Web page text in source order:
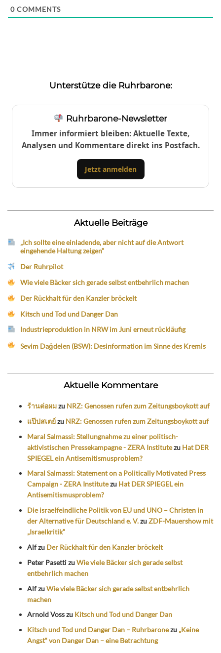
0 COMMENTS
Unterstütze die Ruhrbarone:
Ruhrbarone-Newsletter
Immer informiert bleiben: Aktuelle Texte,
Analysen und Kommentare direkt ins Postfach.
Jetzt anmelden
Aktuelle Beiträge
„Ich sollte eine einladende, aber nicht auf die Antwort
eingehende Haltung zeigen“
Der Ruhrpilot
Wie viele Bäcker sich gerade selbst entbehrlich machen
Der Rückhalt für den Kanzler bröckelt
Kitsch und Tod und Danger Dan
Industrieproduktion in NRW im Juni erneut rückläufig
Sevim Dağdelen (BSW): Desinformation im Sinne des Kremls
Aktuelle Kommentare
ร้านต่อผมzu NRZ: Genossen rufen zum Zeitungsboykott auf
แป๊ปสเตย์zu NRZ: Genossen rufen zum Zeitungsboykott auf
Maral Salmassi: Stellungnahme zu einer politisch-
aktivistischen Pressekampagne - ZERA Institutezu Hat DER
SPIEGEL ein Antisemitismusproblem?
Maral Salmassi: Statement on a Politically Motivated Press
Campaign - ZERA Institutezu Hat DER SPIEGEL ein
Antisemitismusproblem?
Die israelfeindliche Politik von EU und UNO – Christen in
der Alternative für Deutschland e. V.zuZDF-Mauershow mit
„Israelkritik“
Alfzu Der Rückhalt für den Kanzler bröckelt
Peter PasettizuWie viele Bäcker sich gerade selbst
entbehrlich machen
AlfzuWie viele Bäcker sich gerade selbst entbehrlich
machen
Arnold Vosszu Kitsch und Tod und Danger Dan
Kitsch und Tod und Danger Dan – Ruhrbaronezu „Keine
Angst“ von Danger Dan – eine Betrachtung